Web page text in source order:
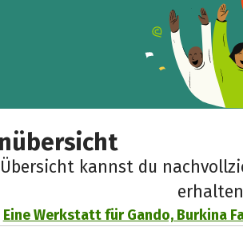
kannst du
Eine Werkstatt für Gando, Burkina